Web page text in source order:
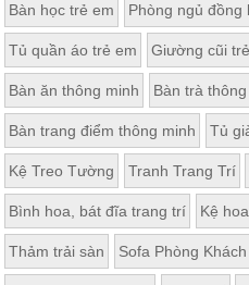
Bàn học trẻ em Phòng ngủ đồng
Tủ quần áo trẻ em Giường cũi
Bàn ăn thông minh Bàn trà
Bàn trang điểm thông minh Tủ
Kệ Treo Tường Tranh Trang Trí
Bình hoa, bát đĩa trang trí Kệ hoa
Thảm trải sàn Sofa Phòng Khách